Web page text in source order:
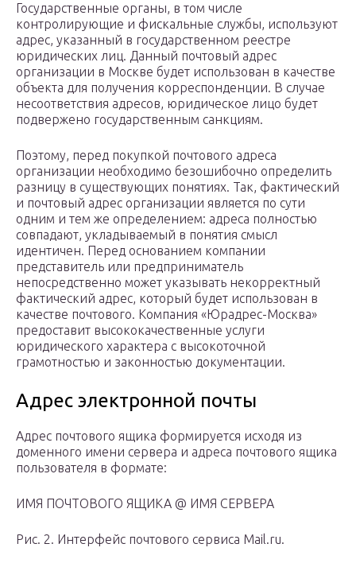
Государственные органы, в том числе
контролирующие и фискальные службы, используют
адрес, указанный в государственном реестре
юридических лиц. Данный почтовый адрес
организации в Москве будет использован в качестве
объекта для получения корреспонденции. В случае
несоответствия адресов, юридическое лицо будет
подвержено государственным санкциям.
Поэтому, перед покупкой почтового адреса
организации необходимо безошибочно определить
разницу в существующих понятиях. Так, фактический
и почтовый адрес организации является по сути
одним и тем же определением: адреса полностью
совпадают, укладываемый в понятия смысл
идентичен. Перед основанием компании
представитель или предприниматель
непосредственно может указывать некорректный
фактический адрес, который будет использован в
качестве почтового. Компания «Юрадрес-Москва»
предоставит высококачественные услуги
юридического характера с высокоточной
грамотностью и законностью документации.
Адрес электронной почты
Адрес почтового ящика формируется исходя из
доменного имени сервера и адреса почтового ящика
пользователя в формате:
ИМЯ ПОЧТОВОГО ЯЩИКА @ ИМЯ СЕРВЕРА
Рис. 2. Интерфейс почтового сервиса Mail.ru.